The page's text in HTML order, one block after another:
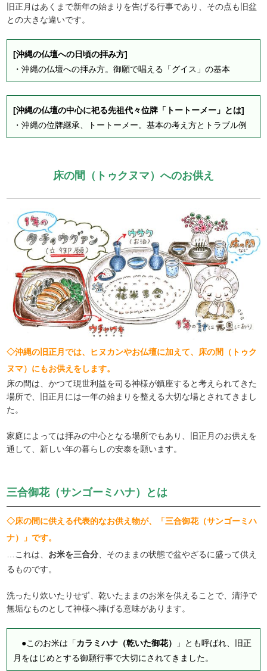
旧正月はあくまで新年の始まりを告げる行事であり、その点も旧盆
との大きな違いです。
[沖縄の仏壇への日頃の拝み方]
・沖縄の仏壇への拝み方。御願で唱える「グイス」の基本
[沖縄の仏壇の中心に祀る先祖代々位牌「トートーメー」とは]
・沖縄の位牌継承、トートーメー。基本の考え方とトラブル例
床の間（トゥクヌマ）へのお供え
◇沖縄の旧正月では、ヒヌカンやお仏壇に加えて、床の間（トゥク
ヌマ）にもお供えをします。
床の間は、かつて現世利益を司る神様が鎮座すると考えられてきた
場所で、旧正月には一年の始まりを整える大切な場とされてきまし
た。
家庭によっては拝みの中心となる場所でもあり、旧正月のお供えを
通して、新しい年の暮らしの安泰を願います。
三合御花（サンゴーミハナ）とは
◇床の間に供える代表的なお供え物が、「三合御花（サンゴーミハ
ナ）」です。
…これは、 お米を三合分 、そのままの状態で盆やざるに盛って供え
るものです。
洗ったり炊いたりせず、乾いたままのお米を供えることで、清浄で
無垢なものとして神様へ捧げる意味があります。
●このお米は「カラミハナ（乾いた御花）
」とも呼ばれ、旧正
月をはじめとする御願行事で大切にされてきました。